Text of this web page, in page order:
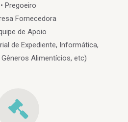
• Pregoeiro
Fornecedora
de Apoio
de Expediente, Informática,
Alimentícios, etc)